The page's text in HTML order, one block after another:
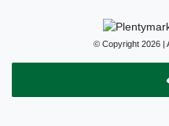
© Copyright 2026 |